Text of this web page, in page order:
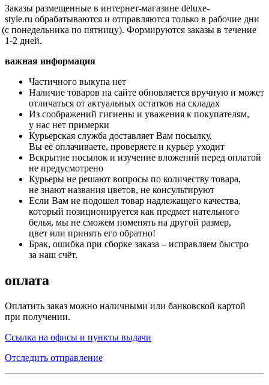
Заказы размещенные в интернет-магазине deluxe-
style.ru обрабатываются и отправляются только в рабочие дни
(с понедельника по пятницу). Формируются заказы в течение
1-2 дней.
важная информация
Частичного выкупа нет
Наличие товаров на сайте обновляется вручную и может
отличаться от актуальных остатков на складах
Из соображений гигиены и уважения к покупателям,
у нас нет примерки
Курьерская служба доставляет Вам посылку,
Вы её оплачиваете, проверяете и курьер уходит
Вскрытие посылок и изучение вложений перед оплатой
не предусмотрено
Курьеры не решают вопросы по количеству товара,
не знают названия цветов, не консультируют
Если Вам не подошел товар надлежащего качества,
который позиционируется как предмет нательного
белья, мы не сможем поменять на другой размер,
цвет или принять его обратно!
Брак, ошибка при сборке заказа – исправляем быстро
за наш счёт.
оплата
Оплатить заказ можно наличными или банковской картой
при получении.
Ссылка на офисы и пункты выдачи
Отследить отправление